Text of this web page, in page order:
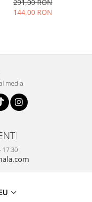
291,00 RON
144,00 RON
media
17:30